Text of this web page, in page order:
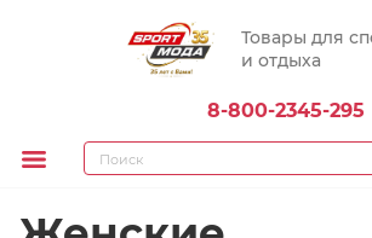
Товары для
и отдыха
8-800-2345-295